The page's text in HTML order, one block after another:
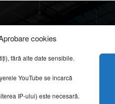
cookies
fără alte date sensibile.
YouTube se încarcă
IP-ului) este necesară.
NOI
& COOKIES